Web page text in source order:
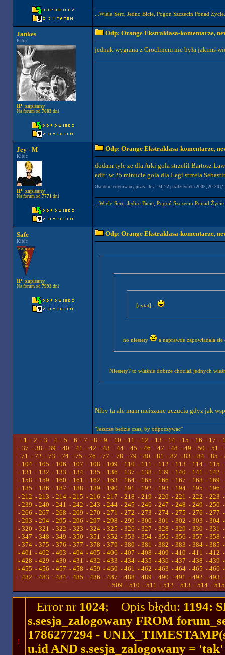
...Wiele Serc, Jedno Bicie, Pogoń Szczecin Ponad
Jankes
Kibic
IP: zapisany
Na forum od 7683 dni
Odp: Orange Ekstraklasa-komentarze,
jednak wygrana z Groclinem nie była jakimś
Jey - M
Kibic
IP: zapisany
Na forum od 7771 dni
Odp: Orange Ekstraklasa-komentarze,
dodam tyle ze dla Arki gola strzelil Bartosz
edit: w 25 minucie gola dla Legi strzela
Ostatnio edytowany przez: Jey - M, 22 października 2005, 20:30
...Wiele Serc, Jedno Bicie, Pogoń Szczecin Ponad
Safe
Kibic
IP: zapisany
Na forum od 7993 dni
Odp: Orange Ekstraklasa-komentarze,
[cytat]...
no niestety a naprawde zapowiadala
Niestety? to właśnie dobrze chociaż jednych
Niby ta ale mam meiszane uczucia gdyz jak
"Jeszcze bedzie czas, by odpoczywac"
- 1 - 2 - 3 - 4 - 5 - 6 - 7 - 8 - 9 - 10 - 11 - 12 - 13 - 14 - 15 - 16 - 17 -
- 37 - 38 - 39 - 40 - 41 - 42 - 43 - 44- 45 - 46 - 47 - 48 - 49 - 50 - 51 -
- 71 - 72 - 73 - 74 - 75 - 76 - 77 - 78 - 79 - 80 - 81 - 82 - 83 - 84 - 85 -
- 104- 105 - 106 - 107 - 108 - 109 - 110 - 111 - 112 - 113 - 114- 115
- 131 - 132 - 133 - 134- 135 - 136 - 137 - 138 - 139 - 140 - 141 - 142
- 158 - 159 - 160 - 161 - 162 - 163 - 164- 165 - 166 - 167 - 168 - 169
- 185 - 186 - 187 - 188 - 189 - 190 - 191 - 192 - 193 - 194- 195 - 196
- 212 - 213 - 214- 215 - 216 - 217 - 218 - 219 - 220 - 221 - 222 - 223
- 239 - 240 - 241 - 242 - 243 - 244- 245 - 246 - 247 - 248 - 249 - 250
- 266 - 267 - 268 - 269 - 270 - 271 - 272 - 273 - 274- 275 - 276 - 277
- 293 - 294- 295 - 296 - 297 - 298 - 299 - 300 - 301 - 302 - 303 - 304
- 320 - 321 - 322 - 323 - 324- 325 - 326 - 327 - 328 - 329 - 330 - 331
- 347 - 348 - 349 - 350 - 351 - 352 - 353 - 354- 355 - 356 - 357 - 358
- 374- 375 - 376 - 377 - 378 - 379 - 380 - 381 - 382 - 383 - 384- 385
- 401 - 402 - 403 - 404- 405 - 406 - 407 - 408 - 409 - 410 - 411 - 412
- 428 - 429 - 430 - 431 - 432 - 433 - 434- 435 - 436 - 437 - 438 - 439
- 455 - 456 - 457 - 458 - 459 - 460 - 461 - 462 - 463 - 464- 465 - 466
- 482 - 483 - 484- 485 - 486 - 487 - 488 - 489 - 490 - 491 - 492 - 493
- 509 - 510 - 511 - 512 - 513 - 514 - 515
!
Error nr 1024; Opis błędu: 1194:
s.sesja_zalogowany FROM
1786277294 -
u.id AND s.sesja_zalogowany =